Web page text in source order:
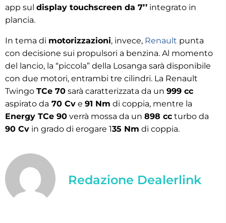
app sul display touchscreen da 7’’ integrato in
plancia.
In tema di motorizzazioni, invece, Renault punta
con decisione sui propulsori a benzina. Al momento
del lancio, la “piccola” della Losanga sarà disponibile
con due motori, entrambi tre cilindri. La Renault
Twingo TCe 70 sarà caratterizzata da un 999 cc
aspirato da 70 Cv e 91 Nm di coppia, mentre la
Energy TCe 90 verrà mossa da un 898 cc turbo da
90 Cv in grado di erogare 135 Nm di coppia.
Redazione Dealerlink